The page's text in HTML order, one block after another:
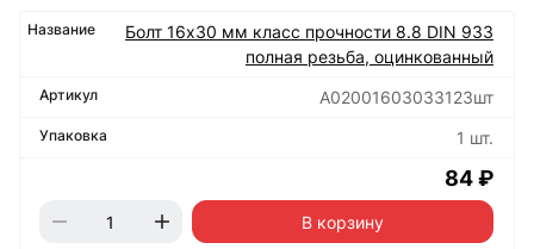
Болт 16х30 мм класс прочности 8.8 DIN 933
полная резьба, оцинкованный
А02001603033123шт
1 шт.
84 ₽
В корзину